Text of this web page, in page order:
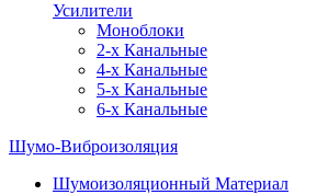
Усилители
Моноблоки
2-х Канальные
4-х Канальные
5-х Канальные
6-х Канальные
Шумо-Виброизоляция
Шумоизоляционный Материал